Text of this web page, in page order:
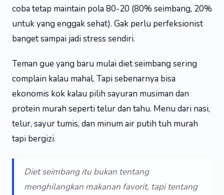
coba tetap maintain pola 80-20 (80% seimbang, 20%
untuk yang enggak sehat). Gak perlu perfeksionist
banget sampai jadi stress sendiri.
Teman gue yang baru mulai diet seimbang sering
complain kalau mahal. Tapi sebenarnya bisa
ekonomis kok kalau pilih sayuran musiman dan
protein murah seperti telur dan tahu. Menu dari nasi,
telur, sayur tumis, dan minum air putih tuh murah
tapi bergizi.
Diet seimbang itu bukan tentang
menghilangkan makanan favorit, tapi tentang